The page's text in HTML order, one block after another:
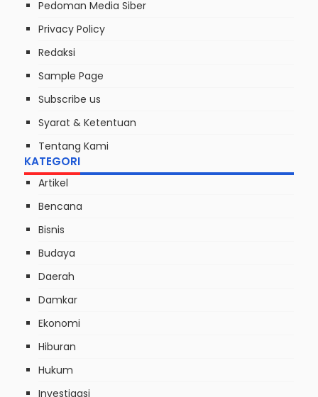
Pedoman Media Siber
Privacy Policy
Redaksi
Sample Page
Subscribe us
Syarat & Ketentuan
Tentang Kami
KATEGORI
Artikel
Bencana
Bisnis
Budaya
Daerah
Damkar
Ekonomi
Hiburan
Hukum
Investigasi